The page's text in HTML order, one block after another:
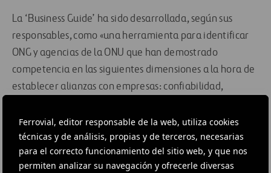
Ferrovial, editor responsable de la web, utiliza cookies
técnicas y de análisis, propias y de terceros, necesarias
para el correcto funcionamiento del sitio web, y que nos
permiten analizar su navegación y ofrecerle diversas
La ‘Business Guide’ ha sido desarrollada, según sus
responsables, como «una herramienta para identificar
ONG y agencias de la ONU que han demostrado
competencia en las siguientes dimensiones a la hora de
establecer alianzas con empresas: confiabilidad,
La gran mayoría de las ONG seleccionadas coinciden en
destacar que su inclusión en esta Guía, que cuenta con
el apoyo del Pacto Mundial de Naciones Unidas, es «un